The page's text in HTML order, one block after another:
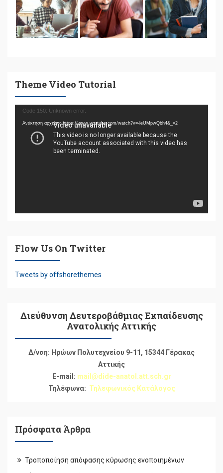
Theme Video Tutorial
Πρόγραμμα
Αναπαραγωγής
Βίντεο
Code 150: Unknown error.
Ανάκτηση αρχείου: https://www.youtube.com/watch?v=-leUMpwQbh4&_=2
Flow Us On Twitter
Tweets by offshorethemes
Διεύθυνση Δευτεροβάθμιας Εκπαίδευσης
Ανατολικής Αττικής
Δ/νση: Ηρώων Πολυτεχνείου 9-11, 15344 Γέρακας
Αττικής
E-mail: mail@dide-anatol.att.sch.gr
Τηλέφωνα: Τηλεφωνικός Κατάλογος
Πρόσφατα Άρθρα
Τροποποίηση απόφασης κύρωσης ενοποιημένων